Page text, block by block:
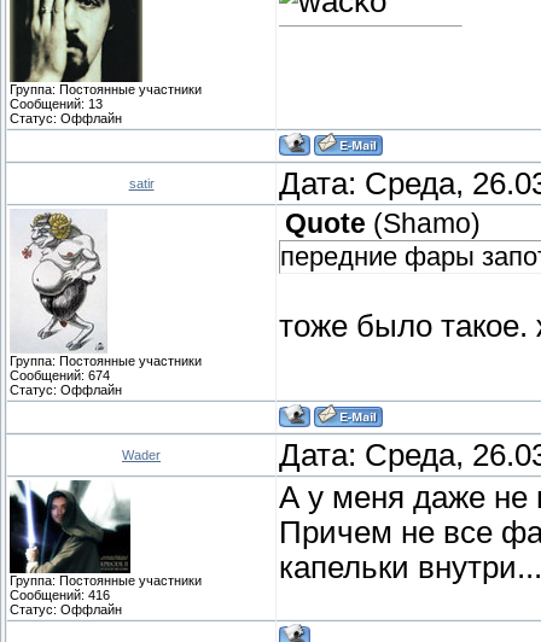
Группа: Постоянные участники
Сообщений: 13
Статус: Оффлайн
satir Дата: Среда,
Группа: Постоянные участники
Сообщений: 674
Статус: Оффлайн
Quote (Shamo)
передние фары
тоже было такое.
Wader Дата: Среда,
Группа: Постоянные участники
Сообщений: 416
Статус: Оффлайн
А у меня даже не
Причем не все
капельки